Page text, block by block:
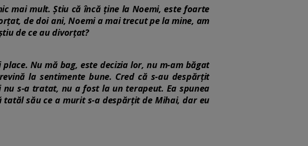
mai mult. Știu că încă ține la Noemi, este foarte
de doi ani, Noemi a mai trecut pe la mine, am
de ce au divorțat?
Nu mă bag, este decizia lor, nu m-am băgat
la sentimente bune. Cred că s-au despărțit
s-a tratat, nu a fost la un terapeut. Ea spunea
său ce a murit s-a despărțit de Mihai, dar eu